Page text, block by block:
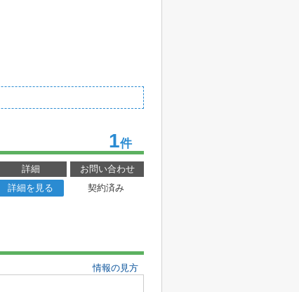
1件
詳細
お問い合わせ
詳細を見る
契約済み
情報の見方